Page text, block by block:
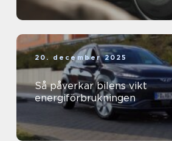
20. december 2025
Så påverkar bilens vikt
energiförbrukningen